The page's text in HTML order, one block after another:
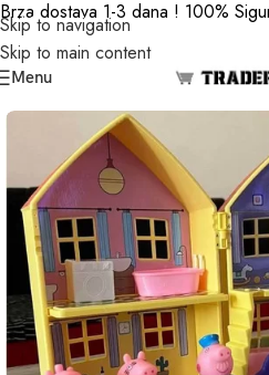
Skip to navigation
Skip to main content
Brza dostava 1-3 dana ! 100%
Menu